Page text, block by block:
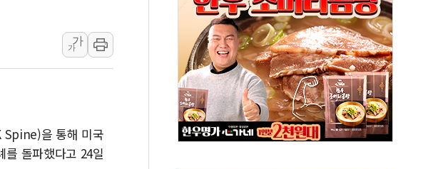
코인터·DX 지분 일부 매각
총기 난사...최소 7명 사망
등 폭염중대경보 해제…누적 온열질환자 2872명
안돼"...李 부동산 세제안에 與 내부서 '총선·대선 직격탄' 우려
경북 안동·의성 특별재난지역 선포
게 흉기 휘두른 30대 세입자…경찰, 현행범 체포
가
가
Spine)을 통해 미국
돌파했다고 24일